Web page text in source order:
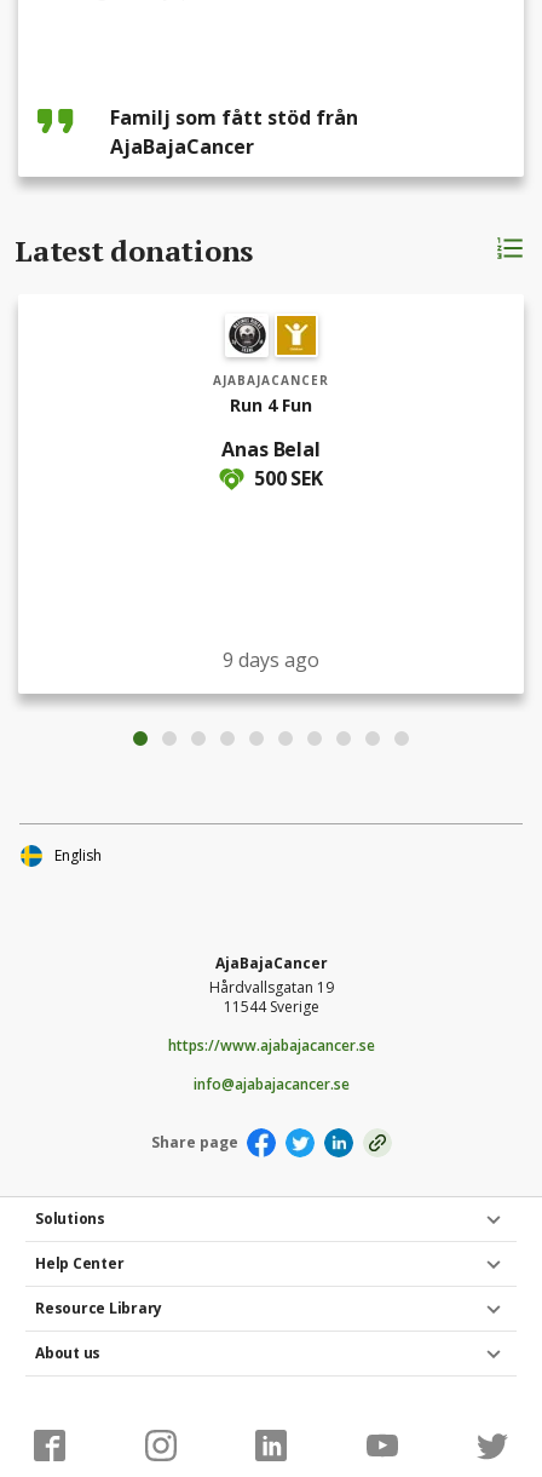
Familj som fått stöd från
AjaBajaCancer
Latest donations
AJABAJACANCER
Run 4 Fun
Anas Belal
500 SEK
9 days ago
AjaBajaCancer
Hårdvallsgatan 19
11544 Sverige
https://www.ajabajacancer.se
info@ajabajacancer.se
Share page
Solutions
Help Center
Resource Library
About us
English